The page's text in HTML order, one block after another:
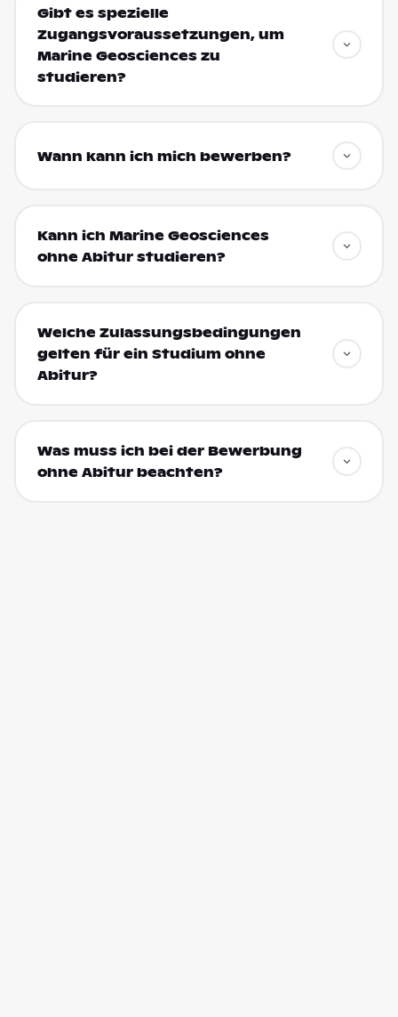
Gibt es spezielle
Zugangsvoraussetzungen, um
Marine Geosciences zu
studieren?
Wann kann ich mich bewerben?
Kann ich Marine Geosciences
ohne Abitur studieren?
Welche Zulassungsbedingungen
gelten für ein Studium ohne
Abitur?
Was muss ich bei der Bewerbung
ohne Abitur beachten?